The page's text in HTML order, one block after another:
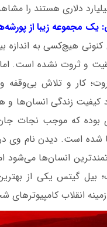
دلاری هستند را
هیچ‌کسی به اندازه
و ثروت نشده است.
کار و تلاش بی‌وقفه
کیفیت زندگی انسان‌ها و
بوده که موجب نجات
شده است. دیدن نام وی
انسان‌ها می‌شود
گیتس یکی از بهترین
زمینه انقلاب